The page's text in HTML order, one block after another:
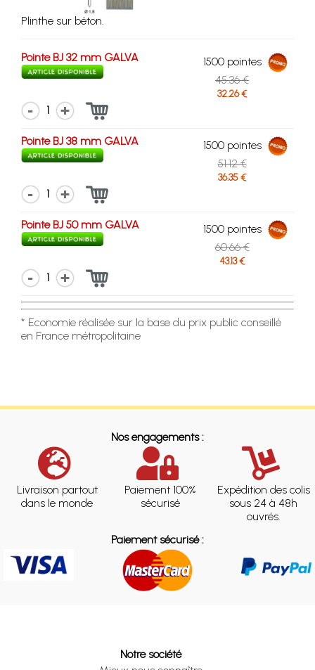
Plinthe sur béton.
Pointe BJ 32 mm GALVA
1500 pointes
45.36 €
32.26 €
1
Pointe BJ 38 mm GALVA
1500 pointes
51.12 €
36.35 €
1
Pointe BJ 50 mm GALVA
1500 pointes
60.66 €
43.13 €
1
* Economie réalisée sur la base du prix public conseillé
en France métropolitaine
Nos engagements :
Livraison partout
dans le monde
Paiement 100%
sécurisé
Expédition des colis
sous 24 à 48h
ouvrés.
Paiement sécurisé :
Notre société